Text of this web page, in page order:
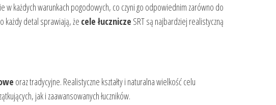
w każdych warunkach pogodowych, co czyni go odpowiednim zarówno do
każdy detal sprawiają, że cele łucznicze SRT są najbardziej realistyczną
oraz tradycyjne. Realistyczne kształty i naturalna wielkość celu
jak i zaawansowanych łuczników.